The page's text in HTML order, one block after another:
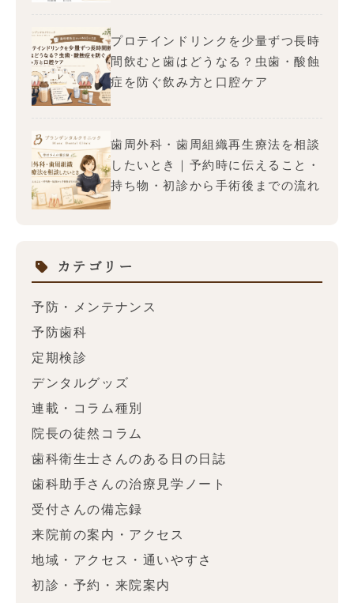
プロテインドリンクを少量ずつ長時
間飲むと歯はどうなる？虫歯・酸蝕
症を防ぐ飲み方と口腔ケア
歯周外科・歯周組織再生療法を相談
したいとき｜予約時に伝えること・
持ち物・初診から手術後までの流れ
カテゴリー
予防・メンテナンス
予防歯科
定期検診
デンタルグッズ
連載・コラム種別
院長の徒然コラム
歯科衛生士さんのある日の日誌
歯科助手さんの治療見学ノート
受付さんの備忘録
来院前の案内・アクセス
地域・アクセス・通いやすさ
初診・予約・来院案内